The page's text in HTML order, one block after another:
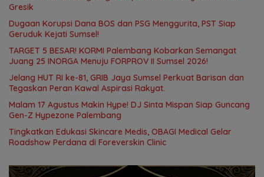
Gresik
Dugaan Korupsi Dana BOS dan PSG Menggurita, PST Siap
Geruduk Kejati Sumsel!
TARGET 5 BESAR! KORMI Palembang Kobarkan Semangat
Juang 25 INORGA Menuju FORPROV II Sumsel 2026!
Jelang HUT RI ke-81, GRIB Jaya Sumsel Perkuat Barisan dan
Tegaskan Peran Kawal Aspirasi Rakyat.
Malam 17 Agustus Makin Hype! DJ Sinta Mispan Siap Guncang
Gen-Z Hypezone Palembang
Tingkatkan Edukasi Skincare Medis, OBAGI Medical Gelar
Roadshow Perdana di Foreverskin Clinic